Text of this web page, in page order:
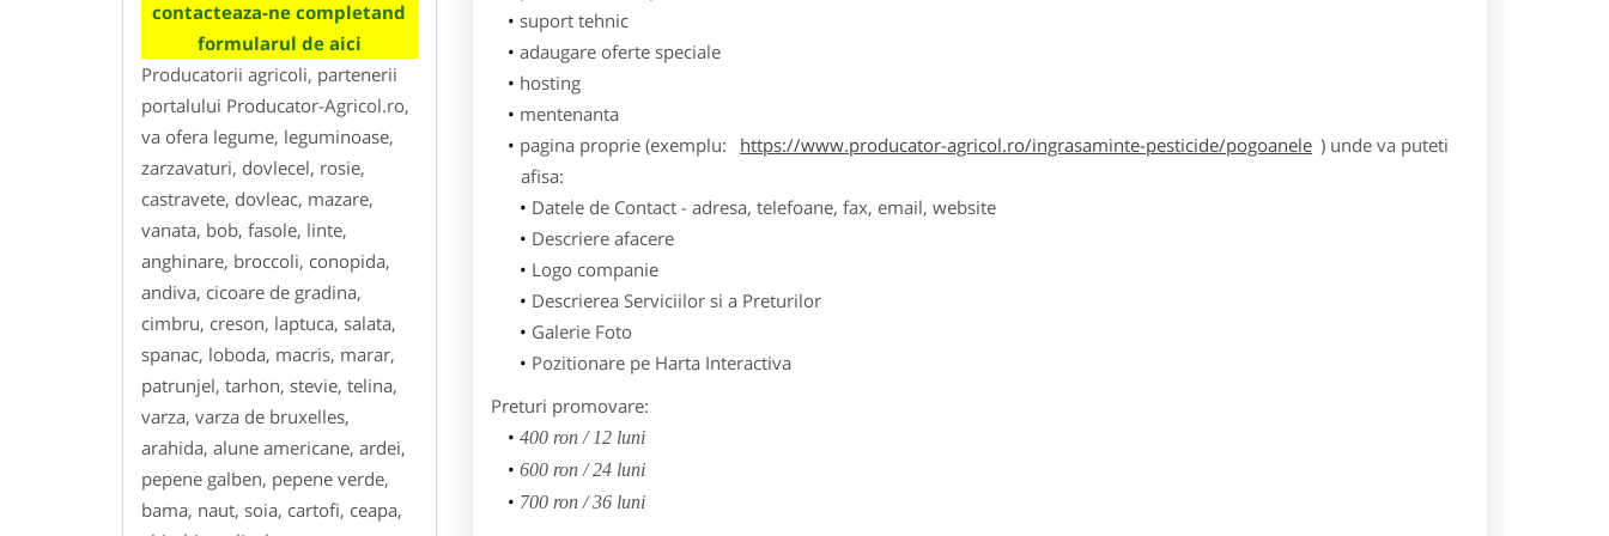
contacteaza-ne completand
formularul de aici
Producatorii agricoli, partenerii
portalului Producator-Agricol.ro,
va ofera legume, leguminoase,
zarzavaturi, dovlecel, rosie,
castravete, dovleac, mazare,
vanata, bob, fasole, linte,
anghinare, broccoli, conopida,
andiva, cicoare de gradina,
cimbru, creson, laptuca, salata,
spanac, loboda, macris, marar,
patrunjel, tarhon, stevie, telina,
varza, varza de bruxelles,
arahida, alune americane, ardei,
pepene galben, pepene verde,
bama, naut, soia, cartofi, ceapa,
suport tehnic
adaugare oferte speciale
hosting
mentenanta
pagina proprie (exemplu:
https://www.producator-agricol.ro/ingrasaminte-pesticide/pogoanele ) unde va puteti
afisa:
Datele de Contact - adresa, telefoane, fax, email, website
Descriere afacere
Logo companie
Descrierea Serviciilor si a Preturilor
Galerie Foto
Pozitionare pe Harta Interactiva
Preturi promovare:
400 ron / 12 luni
600 ron / 24 luni
700 ron / 36 luni